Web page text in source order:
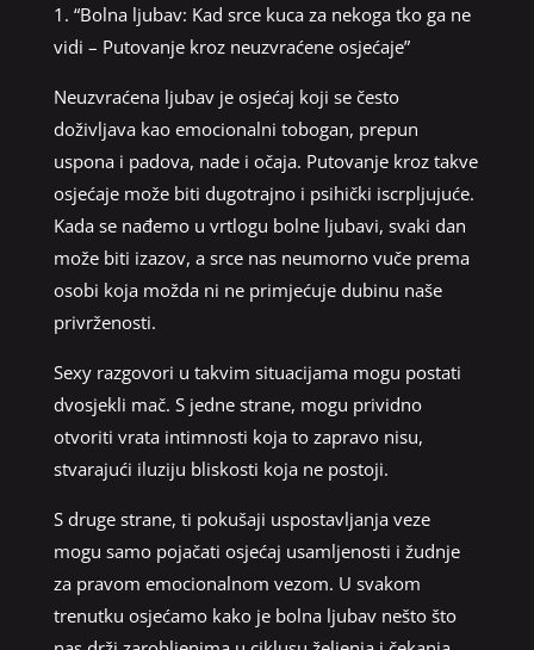
1. “Bolna ljubav: Kad srce kuca za nekoga tko ga ne
vidi – Putovanje kroz neuzvraćene osjećaje”
Neuzvraćena ljubav je osjećaj koji se često
doživljava kao emocionalni tobogan, prepun
uspona i padova, nade i očaja. Putovanje kroz takve
osjećaje može biti dugotrajno i psihički iscrpljujuće.
Kada se nađemo u vrtlogu bolne ljubavi, svaki dan
može biti izazov, a srce nas neumorno vuče prema
osobi koja možda ni ne primjećuje dubinu naše
privrženosti.
Sexy razgovori u takvim situacijama mogu postati
dvosjekli mač. S jedne strane, mogu prividno
otvoriti vrata intimnosti koja to zapravo nisu,
stvarajući iluziju bliskosti koja ne postoji.
S druge strane, ti pokušaji uspostavljanja veze
mogu samo pojačati osjećaj usamljenosti i žudnje
za pravom emocionalnom vezom. U svakom
trenutku osjećamo kako je bolna ljubav nešto što